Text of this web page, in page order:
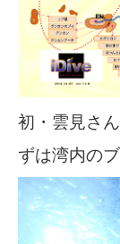
初・雲見さ
ずは湾内の